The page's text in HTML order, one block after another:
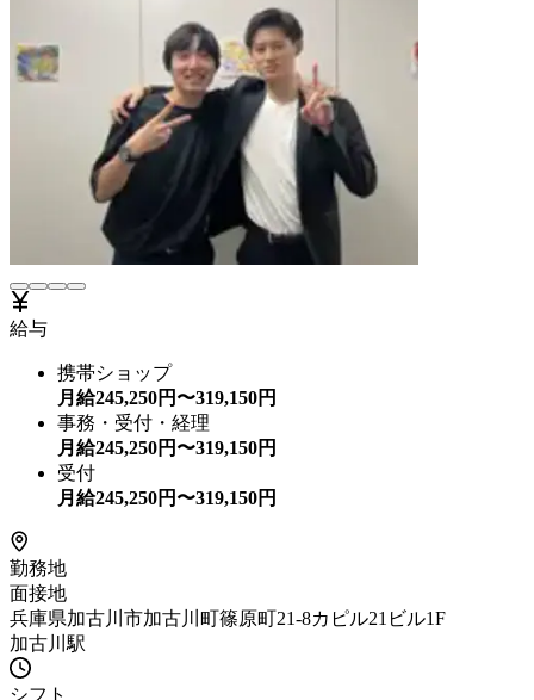
給与
携帯ショップ
月給245,250円〜319,150円
事務・受付・経理
月給245,250円〜319,150円
受付
月給245,250円〜319,150円
勤務地
面接地
兵庫県加古川市加古川町篠原町21-8カピル21ビル1F
加古川駅
シフト